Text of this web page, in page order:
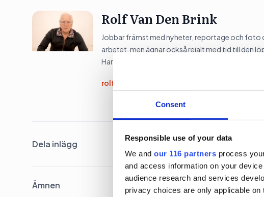
Consent
Responsible use of your data
We and our 116 partners process
and access information on your
audience research and services
privacy choices are only applicable
Rolf Van Den Brink
Jobbar främst med nyheter, reportage och foto
arbetet, men ägnar också rejält med tid till den
Har jobbat på Dagens Opinion sedan 2009.
rolf@dagensopinion.se
Dela inlägg
Ämnen